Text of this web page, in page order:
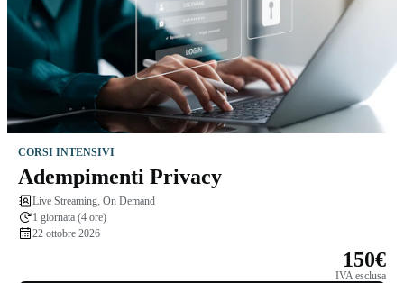
CORSI INTENSIVI
Adempimenti Privacy
Live Streaming, On Demand
1 giornata (4 ore)
22 ottobre 2026
150€
IVA esclusa